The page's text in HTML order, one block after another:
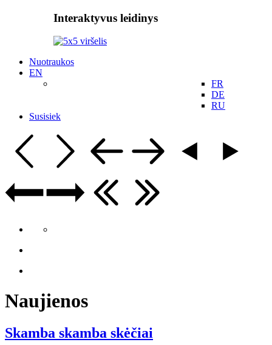
Interaktyvus leidinys
Nuotraukos
EN
FR
DE
RU
Susisiek
Naujienos
Skamba skamba skėčiai